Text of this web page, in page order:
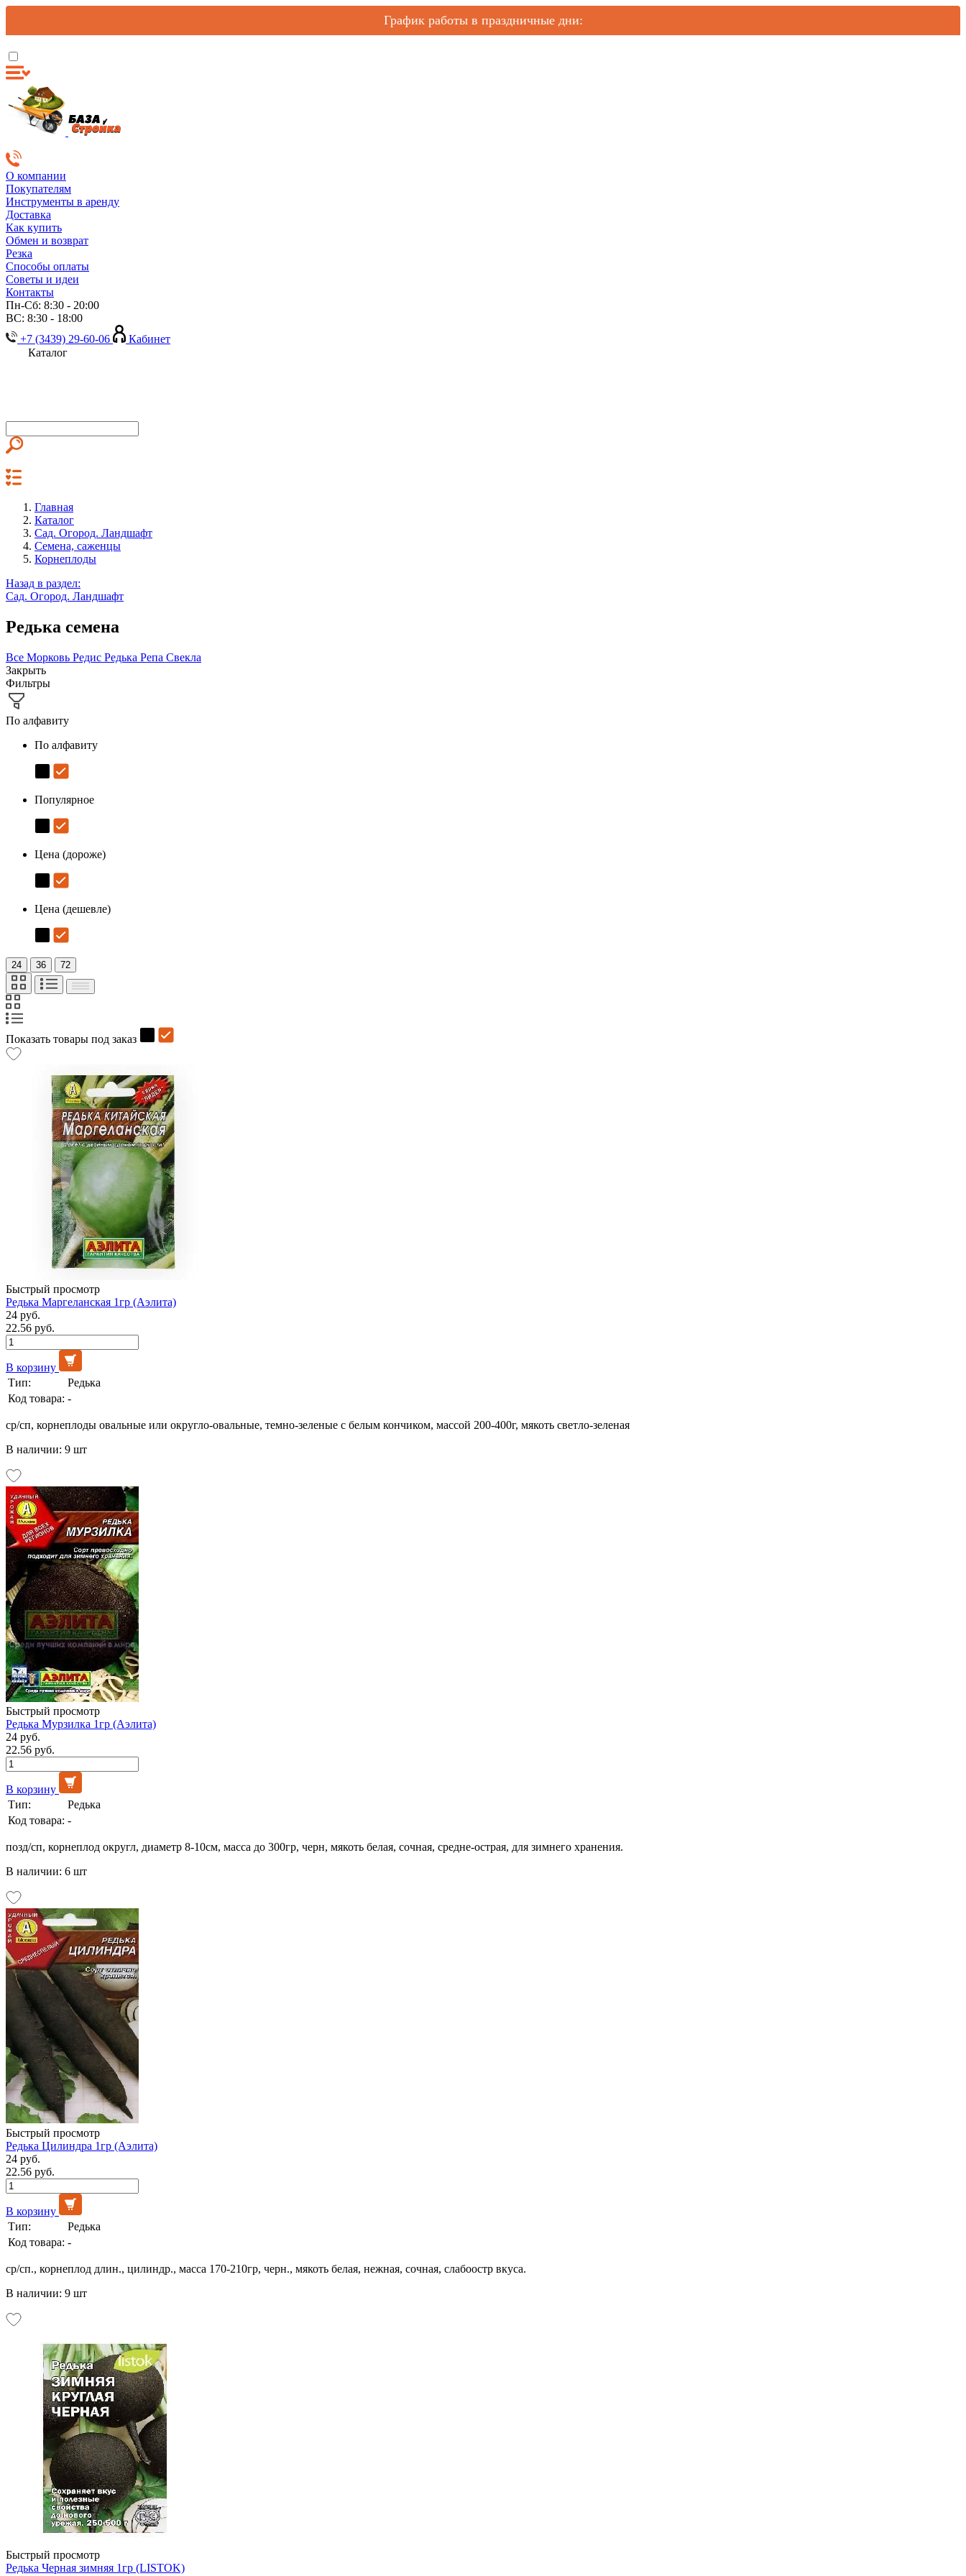
График работы в праздничные дни:
О компании
Покупателям
Инструменты в аренду
Доставка
Как купить
Обмен и возврат
Резка
Способы оплаты
Советы и идеи
Контакты
Пн-Сб: 8:30 - 20:00
ВС: 8:30 - 18:00
+7 (3439) 29-60-06
Кабинет
Каталог
Главная
Каталог
Сад. Огород. Ландшафт
Семена, саженцы
Корнеплоды
Назад в раздел:
Сад. Огород. Ландшафт
Редька семена
Все Морковь Редис Редька Репа Свекла
Закрыть
Фильтры
По алфавиту
По алфавиту
Популярное
Цена (дороже)
Цена (дешевле)
24 36 72
Показать товары под заказ
Быстрый просмотр
Редька Маргеланская 1гр (Аэлита)
24 руб.
22.56 руб.
В корзину
Тип:
Редька
Код товара: -
ср/сп, корнеплоды овальные или округло-овальные, темно-зеленые с белым кончиком, массой 200-400г, мякоть светло-зеленая
В наличии: 9 шт
Быстрый просмотр
Редька Мурзилка 1гр (Аэлита)
24 руб.
22.56 руб.
В корзину
Тип:
Редька
Код товара: -
позд/сп, корнеплод округл, диаметр 8-10см, масса до 300гр, черн, мякоть белая, сочная, средне-острая, для зимнего хранения.
В наличии: 6 шт
Быстрый просмотр
Редька Цилиндра 1гр (Аэлита)
24 руб.
22.56 руб.
В корзину
Тип:
Редька
Код товара: -
ср/сп., корнеплод длин., цилиндр., масса 170-210гр, черн., мякоть белая, нежная, сочная, слабоостр вкуса.
В наличии: 9 шт
Быстрый просмотр
Редька Черная зимняя 1гр (LISTOK)